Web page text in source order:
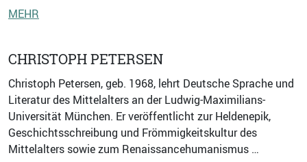
MEHR
CHRISTOPH PETERSEN
Christoph Petersen, geb. 1968, lehrt Deutsche Sprache und
Literatur des Mittelalters an der Ludwig-Maximilians-
Universität München. Er veröffentlicht zur Heldenepik,
Geschichtsschreibung und Frömmigkeitskultur des
Mittelalters sowie zum Renaissancehumanismus …